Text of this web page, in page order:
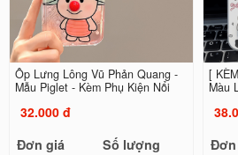
Ốp Lưng Lông Vũ Phản Quang -
Mẫu Piglet - Kèm Phụ Kiện Nổi
32.000 đ
Đơn giá
Số lượng
[
Màu